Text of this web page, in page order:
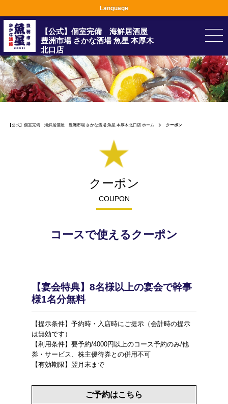
【公式】個室完備 海鮮居酒屋
豊洲市場 さかな酒場 魚星 本厚木
北口店
【公式】個室完備 海鮮居酒屋 豊洲市場 さかな酒場 魚星 本厚木北口店 ホーム クーポン
クーポン
COUPON
コースで使えるクーポン
【宴会特典】8名様以上の宴会で幹事
様1名分無料
【提示条件】予約時・入店時にご提示（会計時の提示
は無効です）
【利用条件】要予約/4000円以上のコース予約のみ/他
券・サービス、株主優待券との併用不可
【有効期限】翌月末まで
ご予約はこちら
Language